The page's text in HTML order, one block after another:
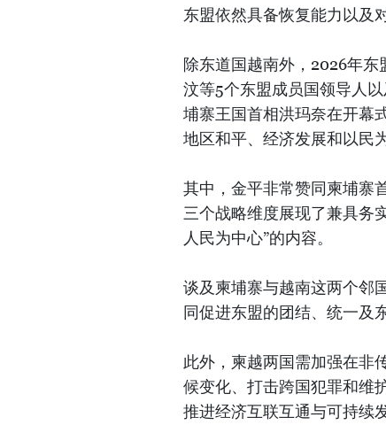
东盟依然具备恢复能力以及
除东道国越南外，2026年
汶等5个东盟成员国领导人
埔寨王国首相洪玛奈在开幕
地区和平、经济发展和以民
其中，金平非常赞同柬埔寨
三个战略维度展现了兼具务
人民为中心”的内容。
谈及柬埔寨与越南这两个邻
同促进东盟的团结、统一及
此外，柬越两国需加强在非
候变化、打击跨国犯罪和维
推进经济互联互通与可持续